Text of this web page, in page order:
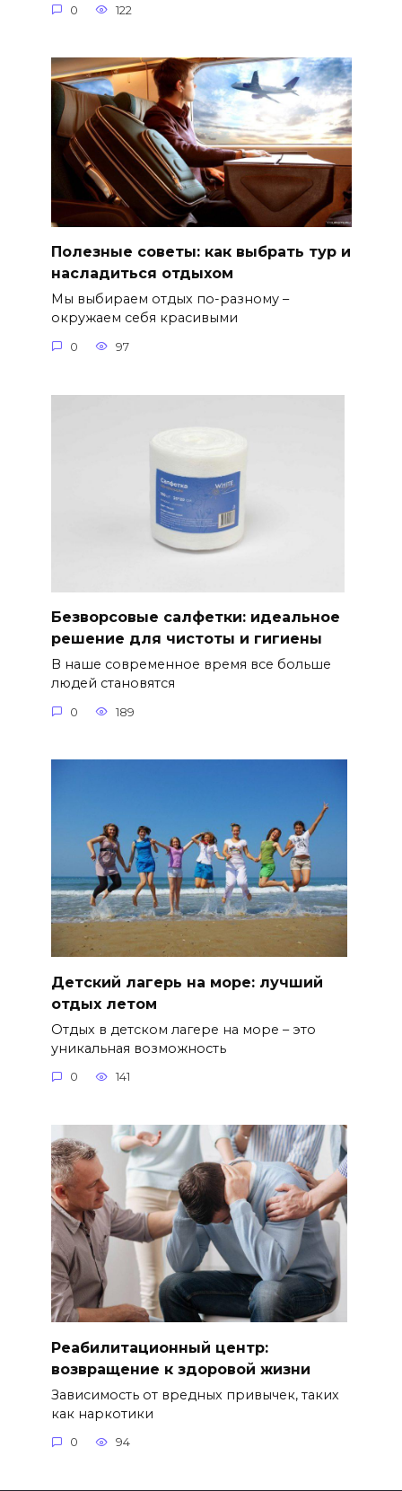
0 122
Полезные советы: как выбрать тур и
насладиться отдыхом
Мы выбираем отдых по-разному –
окружаем себя красивыми
0 97
Безворсовые салфетки: идеальное
решение для чистоты и гигиены
В наше современное время все больше
людей становятся
0 189
Детский лагерь на море: лучший
отдых летом
Отдых в детском лагере на море – это
уникальная возможность
0 141
Реабилитационный центр:
возвращение к здоровой жизни
Зависимость от вредных привычек, таких
как наркотики
0 94